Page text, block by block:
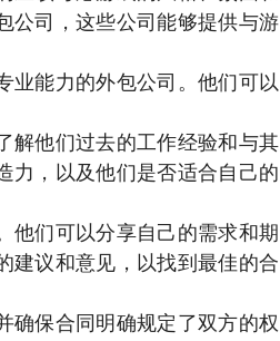
公司，这些公司能够提供与游
业能力的外包公司。他们可以
解他们过去的工作经验和与其
力，以及他们是否适合自己的
他们可以分享自己的需求和期
建议和意见，以找到最佳的合
确保合同明确规定了双方的权